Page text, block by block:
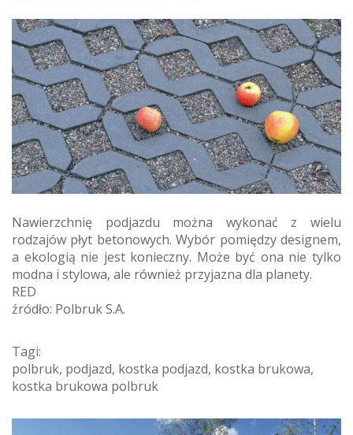
Nawierzchnię podjazdu można wykonać z wielu
rodzajów płyt betonowych. Wybór pomiędzy designem,
a ekologią nie jest konieczny. Może być ona nie tylko
modna i stylowa, ale również przyjazna dla planety.
RED
źródło: Polbruk S.A.
Tagi:
polbruk, podjazd, kostka podjazd, kostka brukowa,
kostka brukowa polbruk